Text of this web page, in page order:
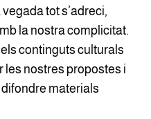
tot s’adreci,
la nostra complicitat.
continguts culturals
les nostres propostes i
materials